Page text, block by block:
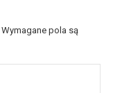
Wymagane pola są